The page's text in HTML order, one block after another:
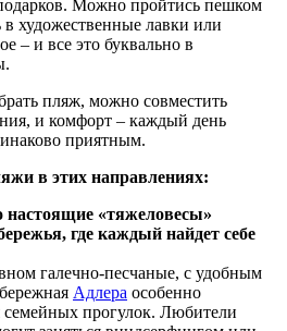
Можно пройтись пешком
в художественные лавки или
– и все это буквально в
пляж, можно совместить
и комфорт – каждый день
приятным.
в этих направлениях:
настоящие «тяжеловесы»
где каждый найдет себе
галечно-песчаные, с удобным
Адлера особенно
семейных прогулок. Любители